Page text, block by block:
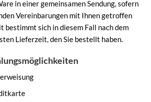
in einer gemeinsamen Sendung, sofern
Vereinbarungen mit Ihnen getroffen
bestimmt sich in diesem Fall nach dem
Lieferzeit, den Sie bestellt haben.